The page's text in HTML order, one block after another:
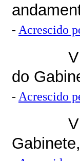
- Acrescido
do
- Acrescido